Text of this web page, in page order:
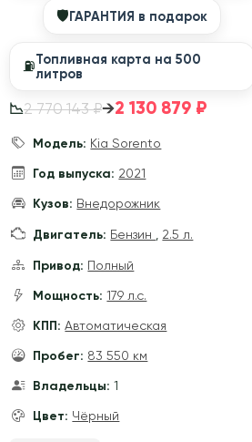
🛡ГАРАНТИЯ в подарок
⛽️Топливная карта на 500
литров
📉2 770 143 ₽→2 130 879 ₽
Модель: Kia Sorento
Год выпуска: 2021
Кузов: Внедорожник
Двигатель: Бензин 2.5 л.
Привод: Полный
Мощность: 179 л.с.
КПП: Автоматическая
Пробег: 83 550 км
Владельцы: 1
Цвет: Чёрный